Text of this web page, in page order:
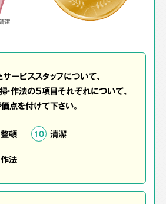
ービススタッフについて、
掃・作法の5項目それぞれについて、
点を付けて下さい。
整頓 10 清潔
作法